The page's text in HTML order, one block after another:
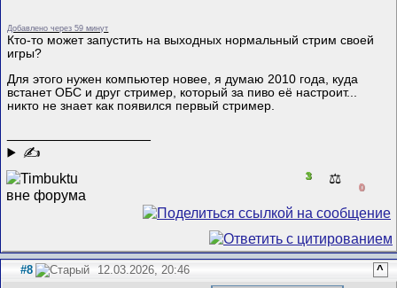
Добавлено через 59 минут
Кто-то может запустить на выходных нормальный стрим своей
игры?
Для этого нужен компьютер новее, я думаю 2010 года, куда
встанет ОБС и друг стример, который за пиво её настроит...
никто не знает как появился первый стример.
✍
3 ⚖️
0
#8 12.03.2026, 20:46 ^